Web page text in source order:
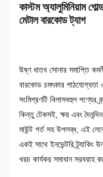
কাস্টম অ্যালুমিনিয়াম
মেটাল বারকোড ট্যাগ
উষ্ণ ধাতব সোনার সমাপ্তি
বারকোড চমৎকার পাঠযোগ্যতা
সংমিশ্রণটি বিলাসবহুল পণ্যের
কিন্তু টেকসই, ক্ষয় এবং
মাউন্ট গর্ত সহ উপলব্ধ, এই
একই সাথে ইনভেন্টরি
খরচ কার্যকর সমাধান সরবরাহ